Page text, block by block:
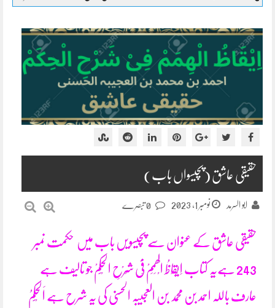
حقیقی عاشق (پچیسواں باب)
ابو السرمد نومبر 1, 2023
حقیقی عاشق کے عنوان سے پچیسویں باب میں حکمت نمبر
243 ہےیہ کتاب اِیْقَاظُ الْھِمَمْ فِیْ شَرْحِ الْحِکَمْ جو تالیف ہے
عارف باللہ احمد بن محمد بن العجیبہ الحسنی کی یہ شرح ہے اَلْحِکَمُ